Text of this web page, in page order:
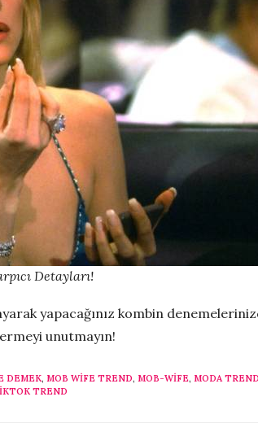
Detayları!
yapacağınız kombin
unutmayın!
DEMEK, MOB WIFE TREND, MOB-WIFE, MODA
TREND